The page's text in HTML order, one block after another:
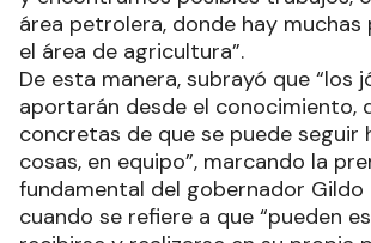
área petrolera, donde hay muchas
el área de agricultura”.
De esta manera, subrayó que “los
aportarán desde el conocimiento,
concretas de que se puede seguir
cosas, en equipo”, marcando la
fundamental del gobernador Gildo
cuando se refiere a que “pueden